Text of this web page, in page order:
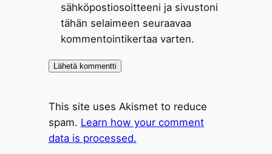
sähköpostiosoitteeni ja sivustoni
tähän selaimeen seuraavaa
kommentointikertaa varten.
This site uses Akismet to reduce
spam. Learn how your comment
data is processed.